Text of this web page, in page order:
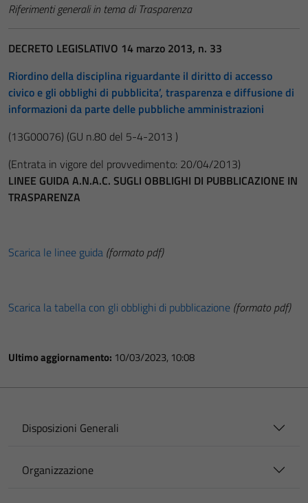
Riferimenti generali in tema di Trasparenza
DECRETO LEGISLATIVO 14 marzo 2013, n. 33
Riordino della disciplina riguardante il diritto di accesso
civico e gli obblighi di pubblicita’, trasparenza e diffusione di
informazioni da parte delle pubbliche amministrazioni
(13G00076) (GU n.80 del 5-4-2013 )
(Entrata in vigore del provvedimento: 20/04/2013)
LINEE GUIDA A.N.A.C. SUGLI OBBLIGHI DI PUBBLICAZIONE IN
TRASPARENZA
Scarica le linee guida (formato pdf)
Scarica la tabella con gli obblighi di pubblicazione (formato pdf)
Ultimo aggiornamento: 10/03/2023, 10:08
Disposizioni Generali
Organizzazione